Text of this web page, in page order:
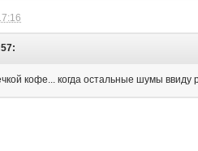
кофе... когда остальные шумы ввиду